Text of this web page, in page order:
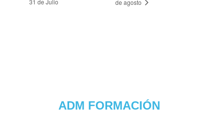
de agosto
ADM FORMACIÓN